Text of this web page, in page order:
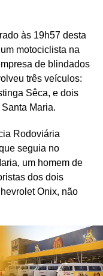
às 19h57 desta
motociclista na
de blindados
três veículos:
Sêca, e dois
Maria.
Rodoviária
seguia no
um homem de
dos dois
Onix, não